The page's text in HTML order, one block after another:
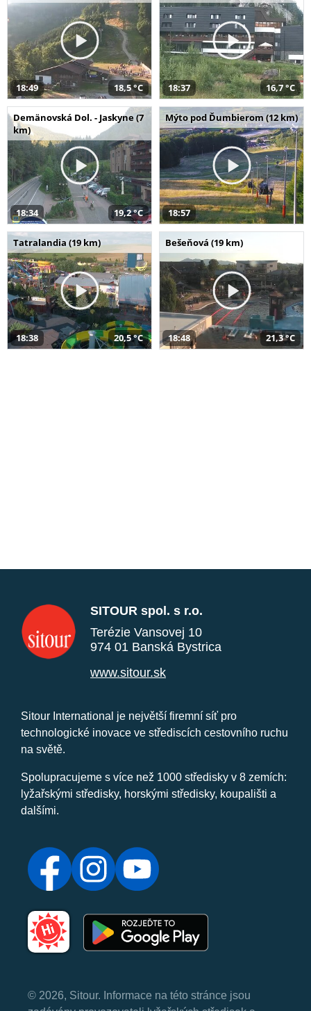
18:49 18,5 °C 18:37 16,7 °C
Demänovská Dol. - Jaskyne (7
km)
18:34 19,2 °C
Mýto pod Ďumbierom (12 km)
18:57
Tatralandia (19 km)
18:38 20,5 °C
Bešeňová (19 km)
18:48 21,3 °C
SITOUR spol. s r.o.
Terézie Vansovej 10
974 01 Banská Bystrica
www.sitour.sk
Sitour International je největší firemní síť pro
technologické inovace ve střediscích cestovního ruchu
na světě.
Spolupracujeme s více než 1000 středisky v 8 zemích:
lyžařskými středisky, horskými středisky, koupališti a
dalšími.
© 2026, Sitour. Informace na této stránce jsou